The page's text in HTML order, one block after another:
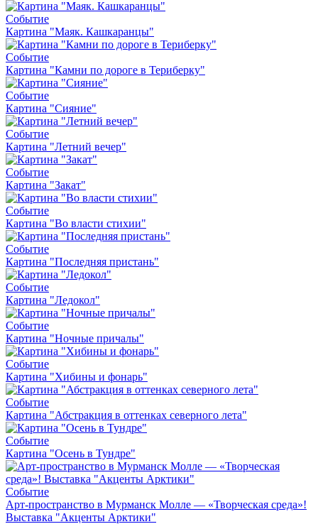
Событие
Картина "Маяк. Кашкаранцы"
Событие
Картина "Камни по дороге в Териберку"
Событие
Картина "Сияние"
Событие
Картина "Летний вечер"
Событие
Картина "Закат"
Событие
Картина "Во власти стихии"
Событие
Картина "Последняя пристань"
Событие
Картина "Ледокол"
Событие
Картина "Ночные причалы"
Событие
Картина "Хибины и фонарь"
Событие
Картина "Абстракция в оттенках северного лета"
Событие
Картина "Осень в Тундре"
Событие
Арт-пространство в Мурманск Молле — «Творческая среда»!
Выставка "Акценты Арктики"